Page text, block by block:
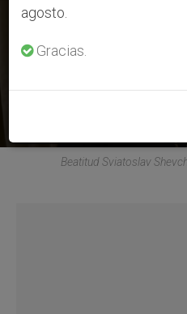
Cartas desde la Guerra
reza, Ucrania sirve
Beatitud Sviatoslav
agosto.
Gracias.